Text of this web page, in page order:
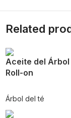
Related
Aceite del Árbol
Roll-on
Árbol del té